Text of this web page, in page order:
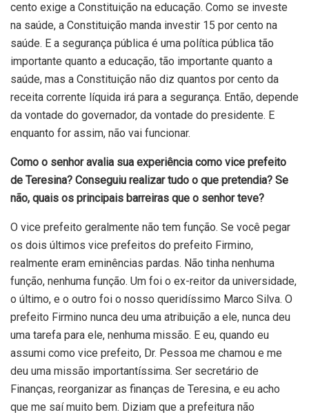
cento exige a Constituição na educação. Como se investe
na saúde, a Constituição manda investir 15 por cento na
saúde. E a segurança pública é uma política pública tão
importante quanto a educação, tão importante quanto a
saúde, mas a Constituição não diz quantos por cento da
receita corrente líquida irá para a segurança. Então, depende
da vontade do governador, da vontade do presidente. E
enquanto for assim, não vai funcionar.
Como o senhor avalia sua experiência como vice prefeito
de Teresina? Conseguiu realizar tudo o que pretendia? Se
não, quais os principais barreiras que o senhor teve?
O vice prefeito geralmente não tem função. Se você pegar
os dois últimos vice prefeitos do prefeito Firmino,
realmente eram eminências pardas. Não tinha nenhuma
função, nenhuma função. Um foi o ex-reitor da universidade,
o último, e o outro foi o nosso queridíssimo Marco Silva. O
prefeito Firmino nunca deu uma atribuição a ele, nunca deu
uma tarefa para ele, nenhuma missão. E eu, quando eu
assumi como vice prefeito, Dr. Pessoa me chamou e me
deu uma missão importantíssima. Ser secretário de
Finanças, reorganizar as finanças de Teresina, e eu acho
que me saí muito bem. Diziam que a prefeitura não